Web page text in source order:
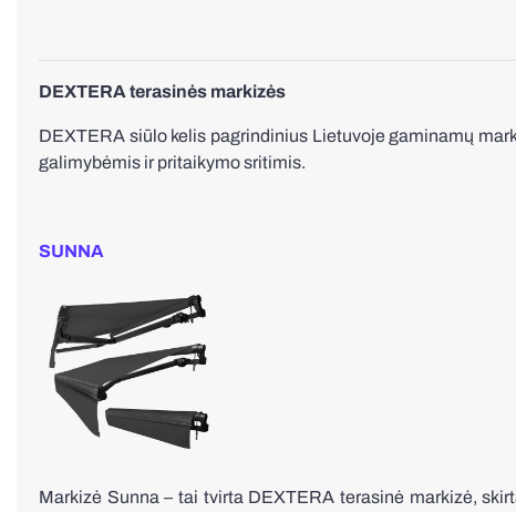
DEXTERA terasinės markizės
DEXTERA siūlo kelis pagrindinius Lietuvoje gaminamų
galimybėmis ir pritaikymo sritimis.
SUNNA
Markizė Sunna – tai tvirta DEXTERA terasinė markizė,